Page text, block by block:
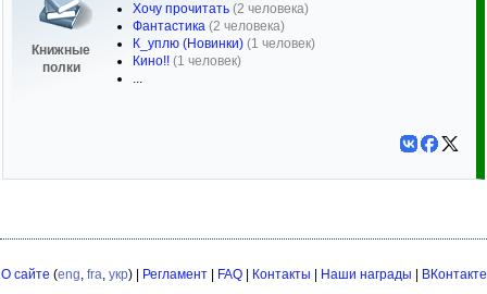
Книжные
полки
Хочу прочитать (2 человека)
Фантастика (2 человека)
К_уплю (Новинки) (1 человек)
Кино!! (1 человек)
...
О сайте (eng, fra, укр) | Регламент| FAQ| Контакты Наши награды
ВКонтакте